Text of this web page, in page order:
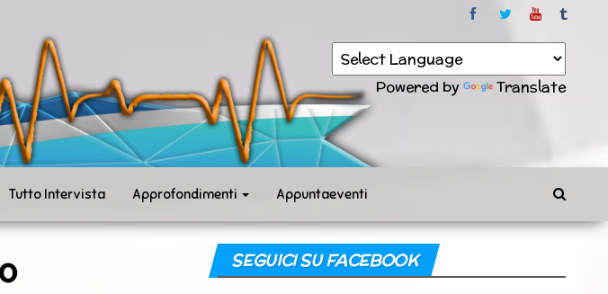
Powered by Translate
Tutto Intervista Approfondimenti Appuntaeventi
SEGUICI SU FACEBOOK